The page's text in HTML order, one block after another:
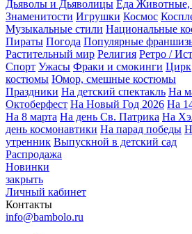
Дьяволы и Дьяволицы Еда
Знаменитости Игрушки Космос
Музыкальные стили Национальные
Пираты Погода Популярные
Растительный мир Религия Ретро /
Спорт Ужасы Фраки и смокинги Цирк
костюмы Юмор, смешные костюмы
Праздники На детский спектакль На
Октоберфест На Новый Год 2026 На
На 8 марта На день Св. Патрика На
день космонавтики На парад победы
утренник Выпускной в детский сад
Распродажа
Новинки
закрыть
Личный кабинет
Контакты
info@bambolo.ru